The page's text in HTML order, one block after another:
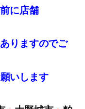
に店舗
りますのでご
いします